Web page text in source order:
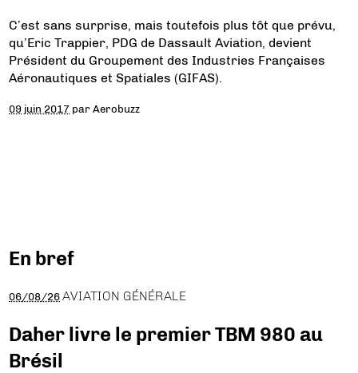
C’est sans surprise, mais toutefois plus tôt que prévu,
qu’Eric Trappier, PDG de Dassault Aviation, devient
Président du Groupement des Industries Françaises
Aéronautiques et Spatiales (GIFAS).
09 juin 2017 parAerobuzz
En bref
06/08/26 AVIATION GÉNÉRALE
Daher livre le premier TBM 980 au
Brésil